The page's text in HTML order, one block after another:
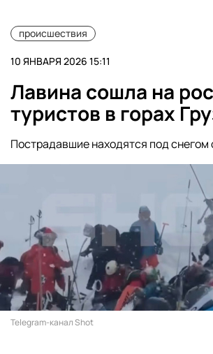
происшествия
10 ЯНВАРЯ 2026 15:11
Лавина сошла на
туристов в горах
Пострадавшие находятся под снегом
Telegram-канал Shot